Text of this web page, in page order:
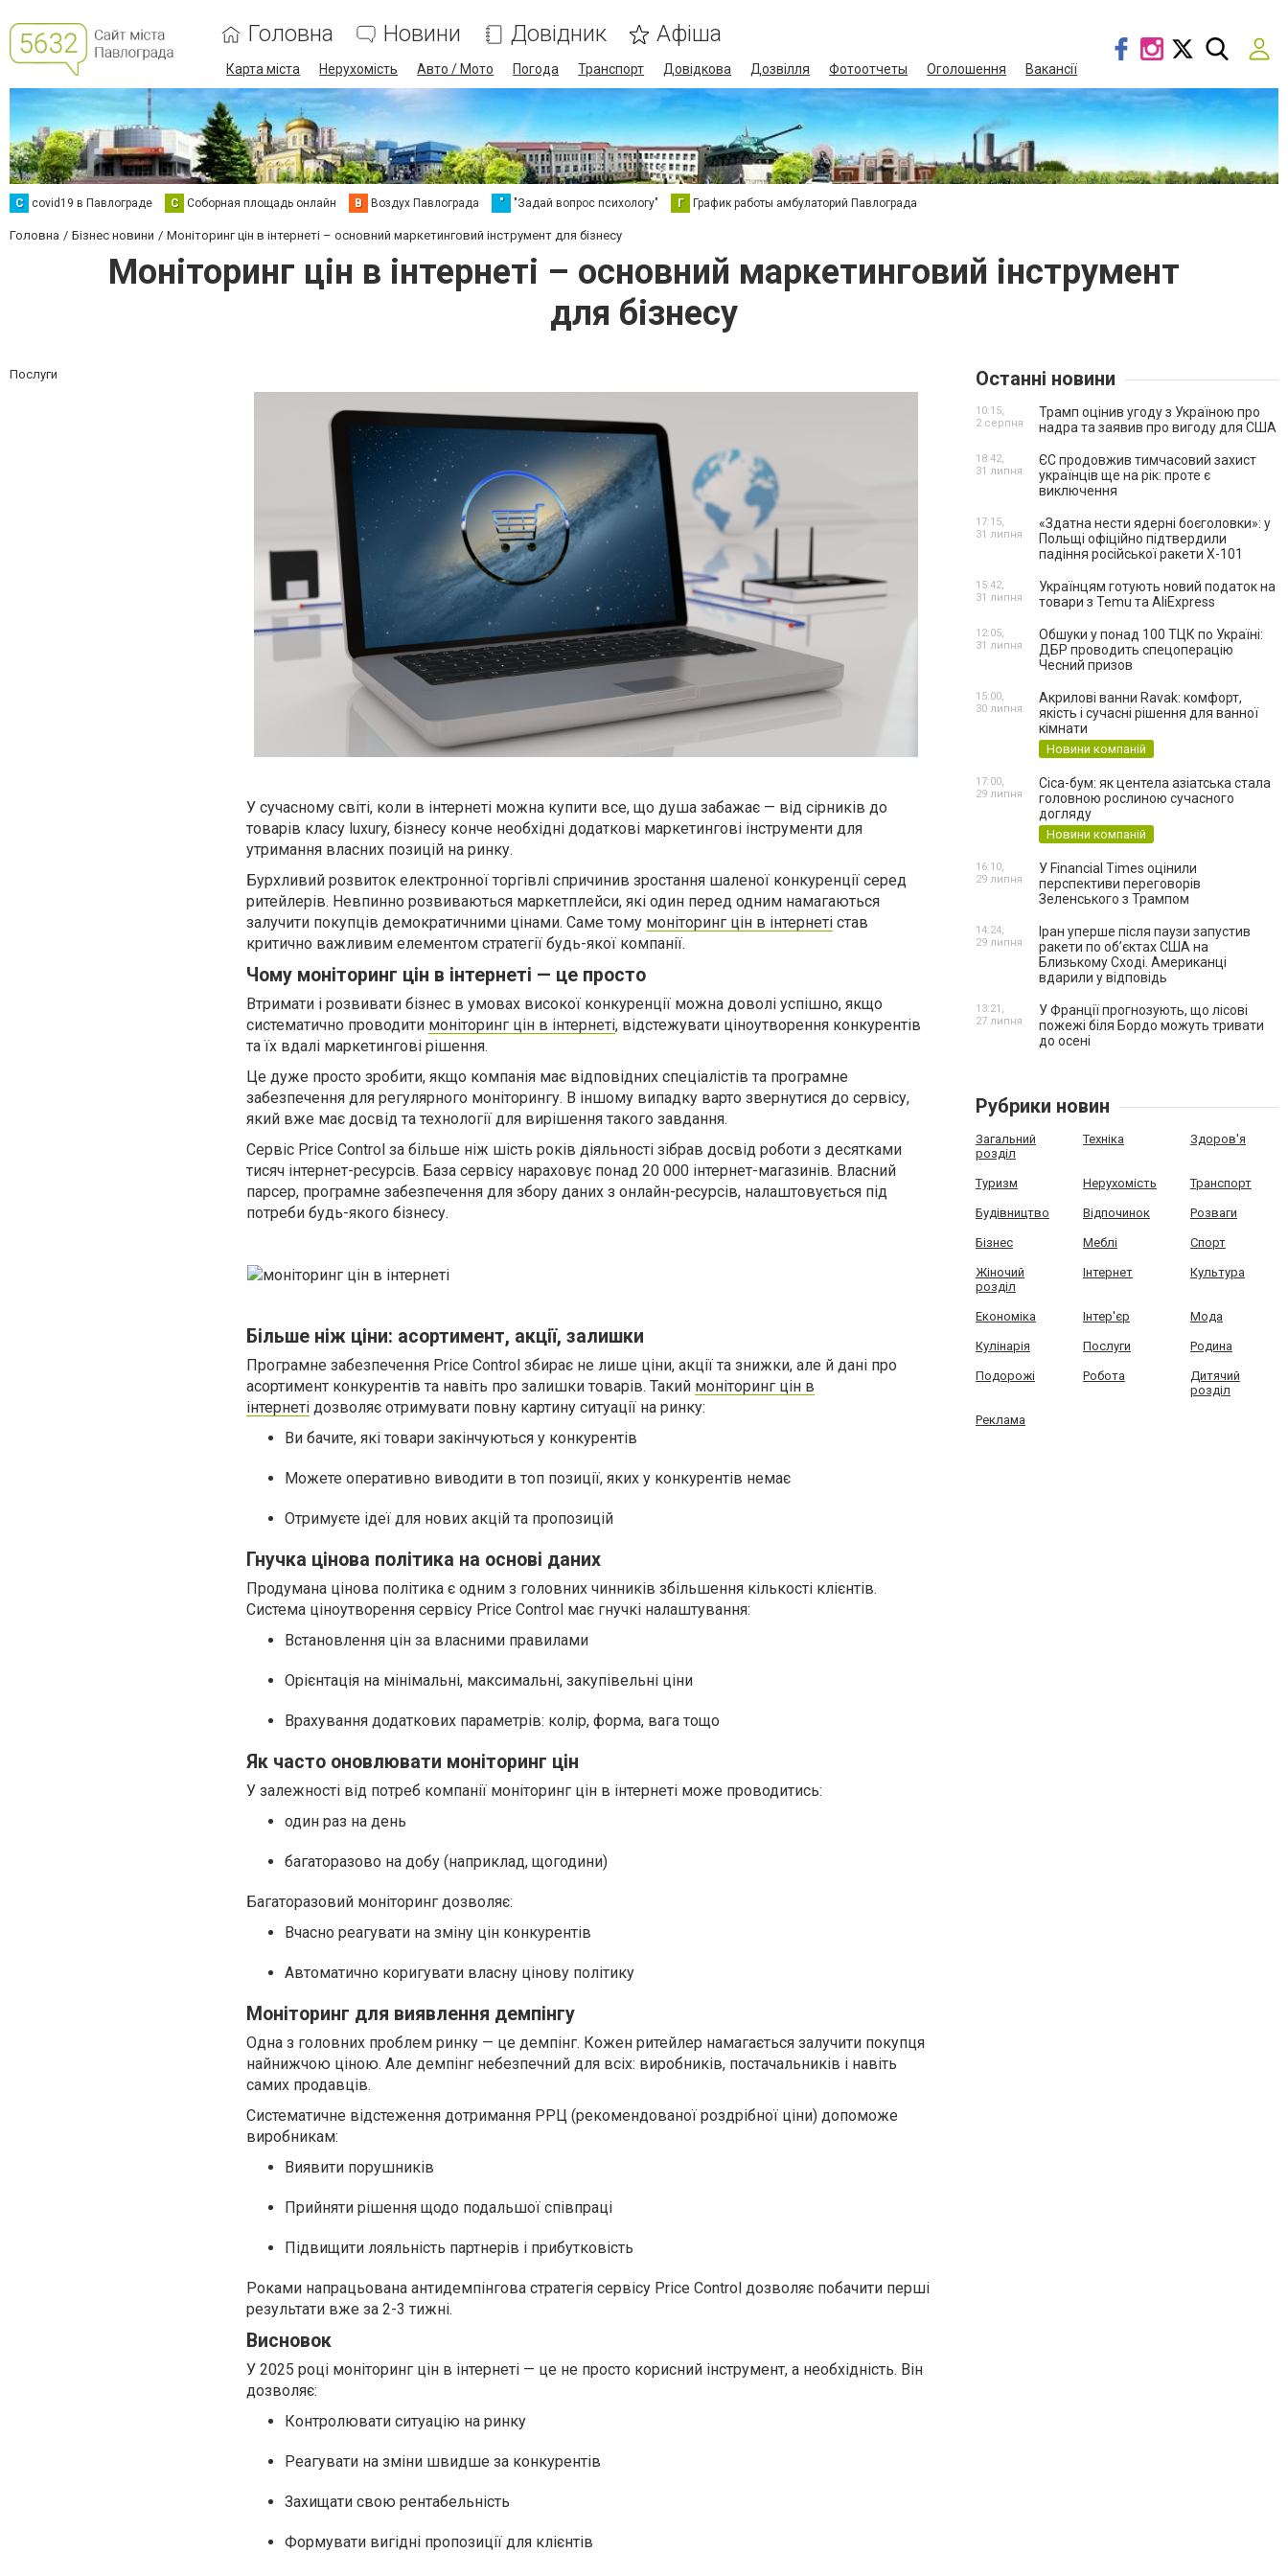
Головна Новини Довідник Афіша
Карта міста Нерухомість Авто / Мото Погода Транспорт Довідкова Дозвілля Фотоотчеты Оголошення Вакансії
C covid19 в Павлограде С Соборная площадь онлайн В Воздух Павлограда " "Задай вопрос психологу" Г График работы амбулаторий Павлограда
Головна Бізнес новини Моніторинг цін в інтернеті – основний маркетинговий інструмент для бізнесу
Моніторинг цін в інтернеті – основний маркетинговий інструмент
для бізнесу
Послуги
У сучасному світі, коли в інтернеті можна купити все, що душа забажає — від сірників до
товарів класу luxury, бізнесу конче необхідні додаткові маркетингові інструменти для
утримання власних позицій на ринку.
Бурхливий розвиток електронної торгівлі спричинив зростання шаленої конкуренції серед
ритейлерів. Невпинно розвиваються маркетплейси, які один перед одним намагаються
залучити покупців демократичними цінами. Саме тому моніторинг цін в інтернеті став
критично важливим елементом стратегії будь-якої компанії.
Чому моніторинг цін в інтернеті — це просто
Втримати і розвивати бізнес в умовах високої конкуренції можна доволі успішно, якщо
систематично проводити моніторинг цін в інтернеті, відстежувати ціноутворення конкурентів
та їх вдалі маркетингові рішення.
Це дуже просто зробити, якщо компанія має відповідних спеціалістів та програмне
забезпечення для регулярного моніторингу. В іншому випадку варто звернутися до сервісу,
який вже має досвід та технології для вирішення такого завдання.
Сервіс Price Control за більше ніж шість років діяльності зібрав досвід роботи з десятками
тисяч інтернет-ресурсів. База сервісу нараховує понад 20 000 інтернет-магазинів. Власний
парсер, програмне забезпечення для збору даних з онлайн-ресурсів, налаштовується під
потреби будь-якого бізнесу.
Більше ніж ціни: асортимент, акції, залишки
Програмне забезпечення Price Control збирає не лише ціни, акції та знижки, але й дані про
асортимент конкурентів та навіть про залишки товарів. Такий моніторинг цін в
інтернеті дозволяє отримувати повну картину ситуації на ринку:
Ви бачите, які товари закінчуються у конкурентів
Можете оперативно виводити в топ позиції, яких у конкурентів немає
Отримуєте ідеї для нових акцій та пропозицій
Гнучка цінова політика на основі даних
Продумана цінова політика є одним з головних чинників збільшення кількості клієнтів.
Система ціноутворення сервісу Price Control має гнучкі налаштування:
Встановлення цін за власними правилами
Орієнтація на мінімальні, максимальні, закупівельні ціни
Врахування додаткових параметрів: колір, форма, вага тощо
Як часто оновлювати моніторинг цін
У залежності від потреб компанії моніторинг цін в інтернеті може проводитись:
один раз на день
багаторазово на добу (наприклад, щогодини)
Багаторазовий моніторинг дозволяє:
Вчасно реагувати на зміну цін конкурентів
Автоматично коригувати власну цінову політику
Моніторинг для виявлення демпінгу
Одна з головних проблем ринку — це демпінг. Кожен ритейлер намагається залучити покупця
найнижчою ціною. Але демпінг небезпечний для всіх: виробників, постачальників і навіть
самих продавців.
Систематичне відстеження дотримання РРЦ (рекомендованої роздрібної ціни) допоможе
виробникам:
Виявити порушників
Прийняти рішення щодо подальшої співпраці
Підвищити лояльність партнерів і прибутковість
Роками напрацьована антидемпінгова стратегія сервісу Price Control дозволяє побачити перші
результати вже за 2-3 тижні.
Висновок
У 2025 році моніторинг цін в інтернеті — це не просто корисний інструмент, а необхідність. Він
дозволяє:
Контролювати ситуацію на ринку
Реагувати на зміни швидше за конкурентів
Захищати свою рентабельність
Формувати вигідні пропозиції для клієнтів
Останні новини
Трамп оцінив угоду з Україною про
надра та заявив про вигоду для США
10:15,
2 серпня
ЄС продовжив тимчасовий захист
українців ще на рік: проте є
виключення
18:42,
31 липня
«Здатна нести ядерні боєголовки»: у
Польщі офіційно підтвердили
падіння російської ракети Х-101
17:15,
31 липня
Українцям готують новий податок на
товари з Temu та AliExpress
15:42,
31 липня
Обшуки у понад 100 ТЦК по Україні:
ДБР проводить спецоперацію
Чесний призов
12:05,
31 липня
Акрилові ванни Ravak: комфорт,
якість і сучасні рішення для ванної
кімнати
Новини компаній
15:00,
30 липня
Cica-бум: як центела азіатська стала
головною рослиною сучасного
догляду
Новини компаній
17:00,
29 липня
У Financial Times оцінили
перспективи переговорів
Зеленського з Трампом
16:10,
29 липня
Іран уперше після паузи запустив
ракети по обʼєктах США на
Близькому Сході. Американці
вдарили у відповідь
14:24,
29 липня
У Франції прогнозують, що лісові
пожежі біля Бордо можуть тривати
до осені
13:21,
27 липня
Рубрики новин
Загальний
розділ
Техніка Здоров'я
Туризм Нерухомість Транспорт
Будівництво Відпочинок Розваги
Бізнес Меблі Спорт
Жіночий
розділ
Інтернет Культура
Економіка Інтер'єр Мода
Кулінарія Послуги Родина
Подорожі Робота
Дитячий
розділ
Реклама